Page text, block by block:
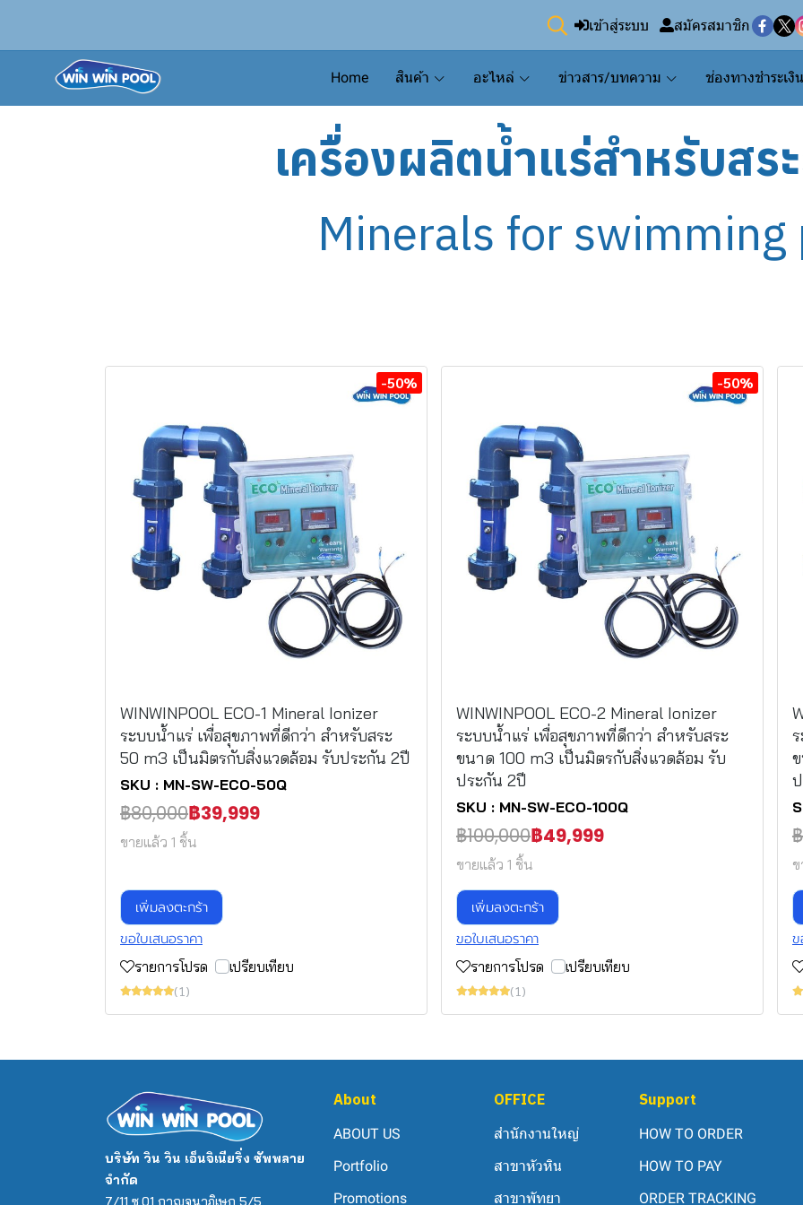
เข้าสู่ระบบ สมัครสมาชิก
Home สินค้า อะไหล่ ข่าวสาร/บทความ ช่องทางชำระเงิน
เครื่องผลิตน้ำแร่สำหรับสร
Minerals for swimming
-50%
WINWINPOOL ECO-1 Mineral Ionizer
ระบบน้ำแร่ เพื่อสุขภาพที่ดีกว่า สำหรับสระ
50 m3 เป็นมิตรกับสิ่งแวดล้อม รับประกัน 2ปี
SKU : MN-SW-ECO-50Q
฿80,000฿39,999
ขายแล้ว 1 ชิ้น
เพิ่มลงตะกร้า
ขอใบเสนอราคา
รายการโปรด เปรียบเทียบ
(1)
-50%
WINWINPOOL ECO-2 Mineral Ionizer
ระบบน้ำแร่ เพื่อสุขภาพที่ดีกว่า สำหรับสระ
ขนาด 100 m3 เป็นมิตรกับสิ่งแวดล้อม รับ
ประกัน 2ปี
SKU : MN-SW-ECO-100Q
฿100,000฿49,999
ขายแล้ว 1 ชิ้น
เพิ่มลงตะกร้า
ขอใบเสนอราคา
รายการโปรด เปรียบเทียบ
(1)
ข
บริษัท วิน วิน เอ็นจิเนียริ่ง ซัพพลาย
จำกัด
7/11 ซ.01 กาญจนาภิเษก 5/5
About
ABOUT US
Portfolio
Promotions
OFFICE
สำนักงานใหญ่
สาขาหัวหิน
สาขาพัทยา
Support
HOW TO ORDER
HOW TO PAY
ORDER TRACKING